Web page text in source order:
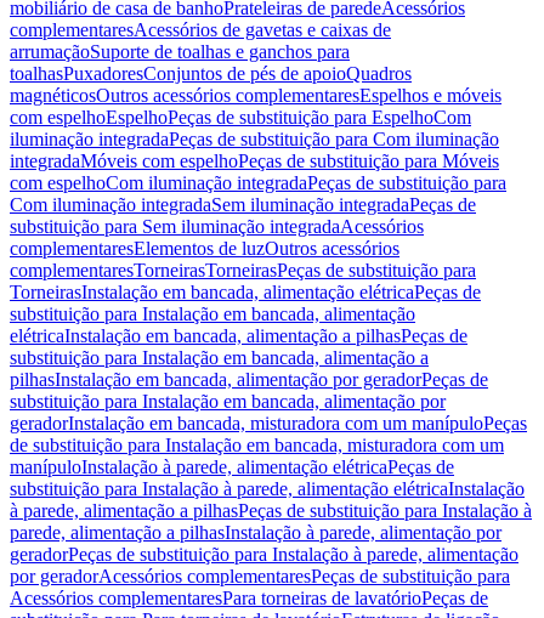
mobiliário de casa de banhoPrateleiras de paredeAcessórios
complementaresAcessórios de gavetas e caixas de
arrumaçãoSuporte de toalhas e ganchos para
toalhasPuxadoresConjuntos de pés de apoioQuadros
magnéticosOutros acessórios complementaresEspelhos e móveis
com espelhoEspelhoPeças de substituição para EspelhoCom
iluminação integradaPeças de substituição para Com iluminação
integradaMóveis com espelhoPeças de substituição para Móveis
com espelhoCom iluminação integradaPeças de substituição para
Com iluminação integradaSem iluminação integradaPeças de
substituição para Sem iluminação integradaAcessórios
complementaresElementos de luzOutros acessórios
complementaresTorneirasTorneirasPeças de substituição para
TorneirasInstalação em bancada, alimentação elétricaPeças de
substituição para Instalação em bancada, alimentação
elétricaInstalação em bancada, alimentação a pilhasPeças de
substituição para Instalação em bancada, alimentação a
pilhasInstalação em bancada, alimentação por geradorPeças de
substituição para Instalação em bancada, alimentação por
geradorInstalação em bancada, misturadora com um manípuloPeças
de substituição para Instalação em bancada, misturadora com um
manípuloInstalação à parede, alimentação elétricaPeças de
substituição para Instalação à parede, alimentação elétricaInstalação
à parede, alimentação a pilhasPeças de substituição para Instalação à
parede, alimentação a pilhasInstalação à parede, alimentação por
geradorPeças de substituição para Instalação à parede, alimentação
por geradorAcessórios complementaresPeças de substituição para
Acessórios complementaresPara torneiras de lavatórioPeças de